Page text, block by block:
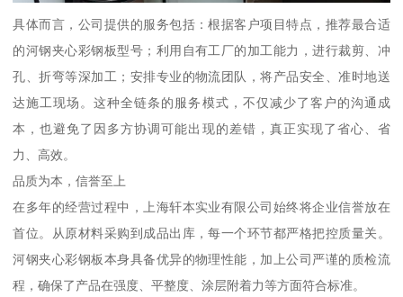
具体而言，公司提供的服务包括：根据客户项目特点，推荐最合适
的河钢夹心彩钢板型号；利用自有工厂的加工能力，进行裁剪、冲
孔、折弯等深加工；安排专业的物流团队，将产品安全、准时地送
达施工现场。这种全链条的服务模式，不仅减少了客户的沟通成
本，也避免了因多方协调可能出现的差错，真正实现了省心、省
力、高效。
品质为本，信誉至上
在多年的经营过程中，上海轩本实业有限公司始终将企业信誉放在
首位。从原材料采购到成品出库，每一个环节都严格把控质量关。
河钢夹心彩钢板本身具备优异的物理性能，加上公司严谨的质检流
程，确保了产品在强度、平整度、涂层附着力等方面符合标准。